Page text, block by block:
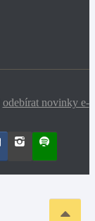
odebírat novinky e-